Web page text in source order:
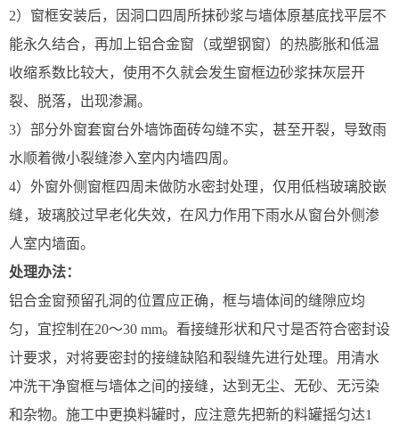
2）窗框安装后，因洞口四周所抹砂浆与墙体原基底找平层不
能永久结合，再加上铝合金窗（或塑钢窗）的热膨胀和低温
收缩系数比较大，使用不久就会发生窗框边砂浆抹灰层开
裂、脱落，出现渗漏。
3）部分外窗套窗台外墙饰面砖勾缝不实，甚至开裂，导致雨
水顺着微小裂缝渗入室内内墙四周。
4）外窗外侧窗框四周未做防水密封处理，仅用低档玻璃胶嵌
缝，玻璃胶过早老化失效，在风力作用下雨水从窗台外侧渗
人室内墙面。
处理办法：
铝合金窗预留孔洞的位置应正确，框与墙体间的缝隙应均
匀，宜控制在20～30 mm。看接缝形状和尺寸是否符合密封设
计要求，对将要密封的接缝缺陷和裂缝先进行处理。用清水
冲洗干净窗框与墙体之间的接缝，达到无尘、无砂、无污染
和杂物。施工中更换料罐时，应注意先把新的料罐摇匀达1